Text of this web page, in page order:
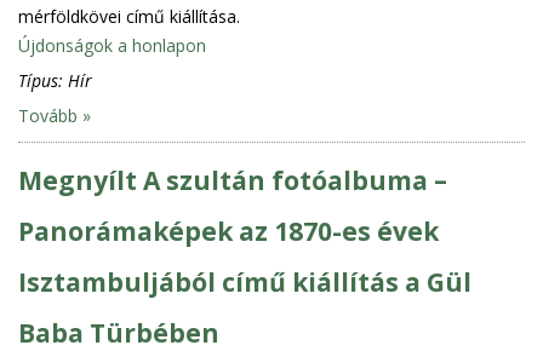
mérföldkövei című kiállítása.
Újdonságok a honlapon
Típus: Hír
Tovább »
Megnyílt A szultán fotóalbuma –
Panorámaképek az 1870-es évek
Isztambuljából című kiállítás a Gül
Baba Türbében